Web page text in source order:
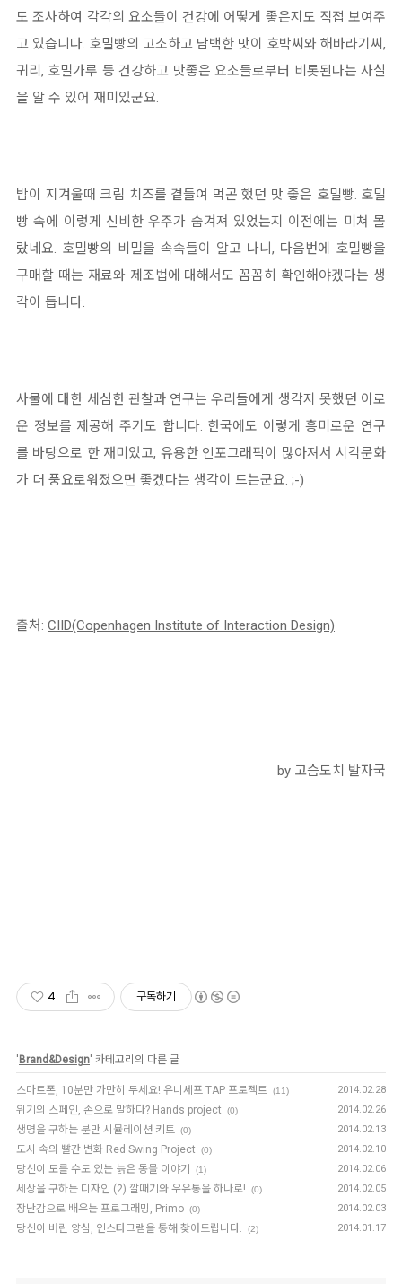
도 조사하여 각각의 요소들이 건강에 어떻게 좋은지도 직접 보여주
고 있습니다. 호밀빵의 고소하고 담백한 맛이 호박씨와 해바라기씨,
귀리, 호밀가루 등 건강하고 맛좋은 요소들로부터 비롯된다는 사실
을 알 수 있어 재미있군요.
밥이 지겨울때 크림 치즈를 곁들여 먹곤 했던 맛 좋은 호밀빵. 호밀
빵 속에 이렇게 신비한 우주가 숨겨져 있었는지 이전에는 미쳐 몰
랐네요. 호밀빵의 비밀을 속속들이 알고 나니, 다음번에 호밀빵을
구매할 때는 재료와 제조법에 대해서도 꼼꼼히 확인해야겠다는 생
각이 듭니다.
사물에 대한 세심한 관찰과 연구는 우리들에게 생각지 못했던 이로
운 정보를 제공해 주기도 합니다. 한국에도 이렇게 흥미로운 연구
를 바탕으로 한 재미있고, 유용한 인포그래픽이 많아져서 시각문화
가 더 풍요로워졌으면 좋겠다는 생각이 드는군요. ;-)
출처: CIID(Copenhagen Institute of Interaction Design)
by 고슴도치 발자국
4 구독하기
' Brand&Design' 카테고리의 다른 글
스마트폰, 10분만 가만히 두세요! 유니세프 TAP 프로젝트 (11) 2014.02.28
위기의 스페인, 손으로 말하다? Hands project (0) 2014.02.26
생명을 구하는 분만 시뮬레이션 키트 (0) 2014.02.13
도시 속의 빨간 변화 Red Swing Project (0) 2014.02.10
당신이 모를 수도 있는 늙은 동물 이야기 (1) 2014.02.06
세상을 구하는 디자인 (2) 깔때기와 우유통을 하나로! (0) 2014.02.05
장난감으로 배우는 프로그래밍, Primo (0) 2014.02.03
당신이 버린 양심, 인스타그램을 통해 찾아드립니다. (2) 2014.01.17